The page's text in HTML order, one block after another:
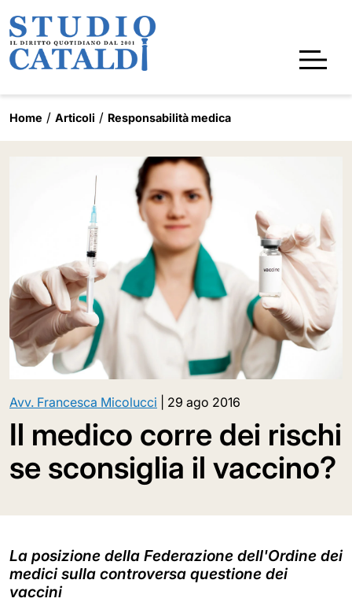
Home Articoli Responsabilità medica
Avv. Francesca Micolucci 29 ago 2016
Il medico corre dei rischi
se sconsiglia il vaccino?
La posizione della Federazione dell'Ordine dei
medici sulla controversa questione dei
vaccini